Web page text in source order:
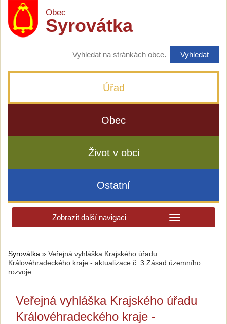
Obec
Syrovátka
Vyhledávání
na
stránkách
Úřad
Obec
Život v obci
Ostatní
Zobrazit další navigaci
Syrovátka » Veřejná vyhláška Krajského úřadu
Královéhradeckého kraje - aktualizace č. 3 Zásad územního
rozvoje
Veřejná vyhláška Krajského úřadu
Královéhradeckého kraje -